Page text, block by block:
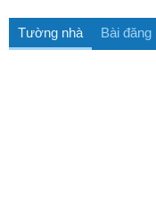
Tường nhà Bài đăng